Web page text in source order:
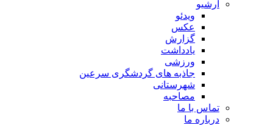
آرشیو
ویدئو
عکس
گزارش
یادداشت
ورزشی
جاذبه های گردشگری سرعین
شهرستانی
مصاحبه
تماس با ما
درباره ما